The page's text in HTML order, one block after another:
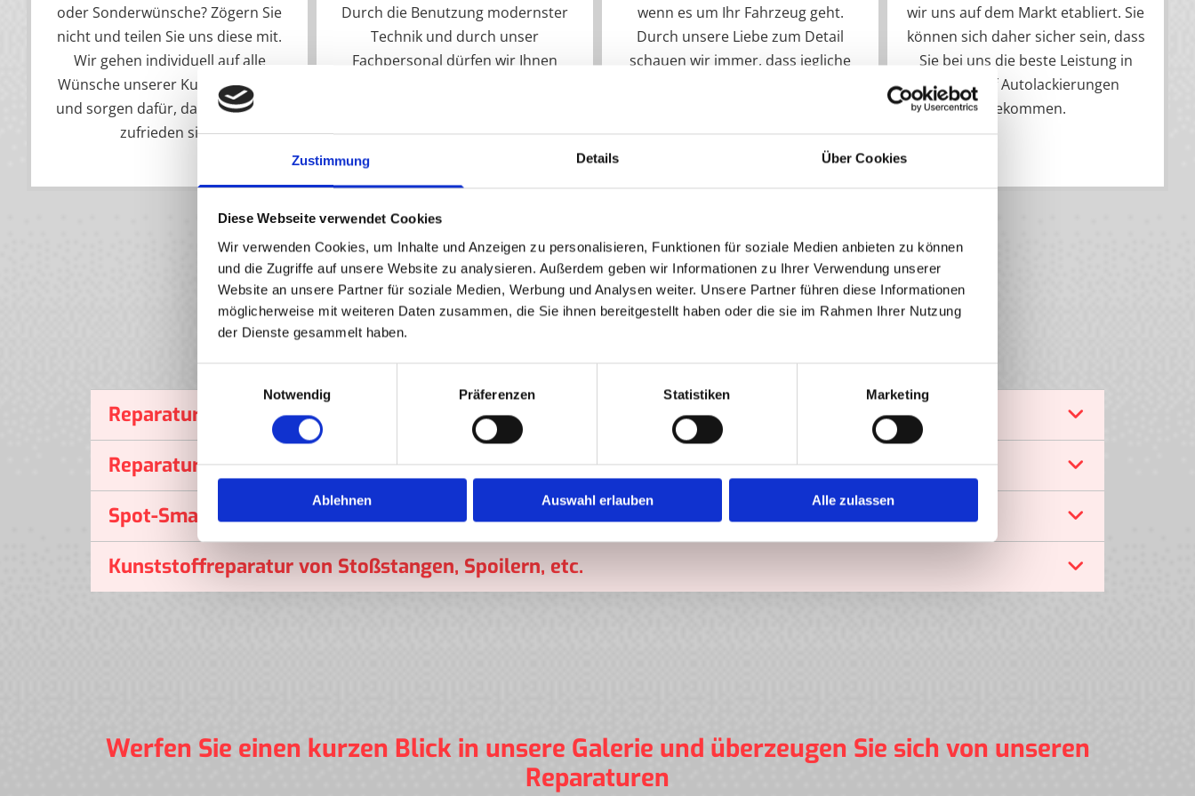
Zustimmung Details Über Cookies
Diese Webseite verwendet Cookies
Wir verwenden Cookies, um Inhalte und Anzeigen zu personalisieren, Funktionen für soziale Medien anbieten zu können
und die Zugriffe auf unsere Website zu analysieren. Außerdem geben wir Informationen zu Ihrer Verwendung unserer
Website an unsere Partner für soziale Medien, Werbung und Analysen weiter. Unsere Partner führen diese Informationen
möglicherweise mit weiteren Daten zusammen, die Sie ihnen bereitgestellt haben oder die sie im Rahmen Ihrer Nutzung
der Dienste gesammelt haben.
Notwendig
Präferenzen Statistiken Marketing
Ablehnen Auswahl erlauben Alle zulassen
oder Sonderwünsche? Zögern Sie
nicht und teilen Sie uns diese mit.
Wir gehen individuell auf alle
Wünsche unserer Kundschaft ein
und sorgen dafür, dass Sie immer
zufrieden sind.
Durch die Benutzung modernster
Technik und durch unser
Fachpersonal dürfen wir Ihnen
ermöglichen.
wenn es um Ihr Fahrzeug geht.
Durch unsere Liebe zum Detail
schauen wir immer, dass jegliche
Zufriedenheit ist uns unser
wir uns auf dem Markt etabliert. Sie
können sich daher sicher sein, dass
Sie bei uns die beste Leistung in
Bezug auf Autolackierungen
bekommen.
Reparatur von Karosserie- und Unfallschäden aller Fabrikate
Reparaturlackierungen aller Marken
Spot-Smart Repair von kleinen Lackschäden
Kunststoffreparatur von Stoßstangen, Spoilern, etc.
Werfen Sie einen kurzen Blick in unsere Galerie und überzeugen Sie sich von unseren
Reparaturen